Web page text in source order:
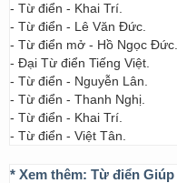
- Từ điển - Khai Trí.
- Từ điển - Lê Văn Đức.
- Từ điển mở - Hồ Ngọc Đức.
- Đại Từ điển Tiếng Việt.
- Từ điển - Nguyễn Lân.
- Từ điển - Thanh Nghị.
- Từ điển - Khai Trí.
- Từ điển - Việt Tân.
* Xem thêm: Từ điển Giúp